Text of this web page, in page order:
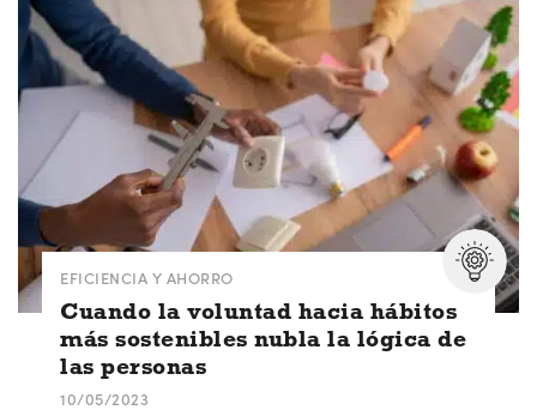
EFICIENCIA Y AHORRO
Cuando la voluntad hacia hábitos
más sostenibles nubla la lógica de
las personas
10/05/2023